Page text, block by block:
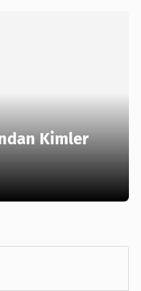
Kimler